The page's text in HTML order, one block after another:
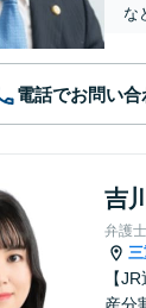
な
電話でお問い合
吉
弁護
【